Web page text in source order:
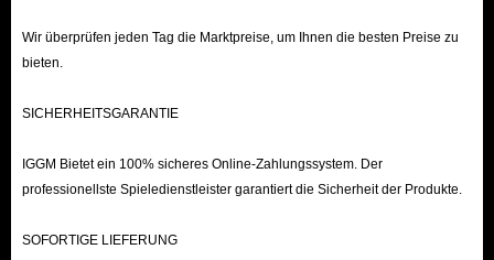
Wir überprüfen jeden Tag die Marktpreise, um Ihnen die besten Preise zu
bieten.
SICHERHEITSGARANTIE
IGGM Bietet ein 100% sicheres Online-Zahlungssystem. Der
professionellste Spieledienstleister garantiert die Sicherheit der Produkte.
SOFORTIGE LIEFERUNG